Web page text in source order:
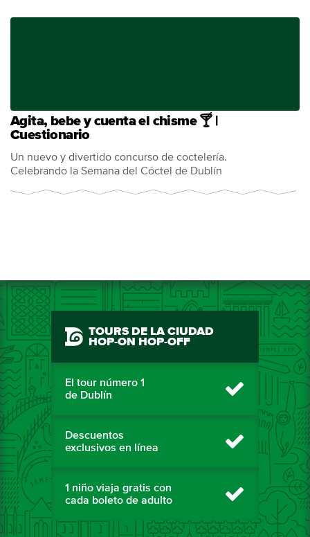
Agita, bebe y cuenta el chisme 🍸 |
Cuestionario
Un nuevo y divertido concurso de coctelería.
Celebrando la Semana del Cóctel de Dublín
TOURS DE LA CIUDAD
HOP-ON HOP-OFF
El tour número 1
de Dublín
Descuentos
exclusivos en línea
1 niño viaja gratis con
cada boleto de adulto